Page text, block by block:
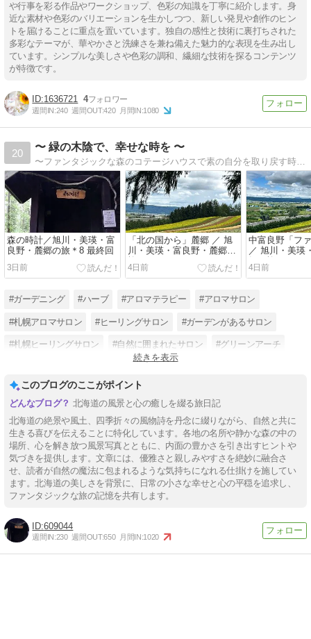
や行事を彩る作品やワークショップ、色彩の知識を丁寧に紹介します。身
近な素材や色彩のバリエーションを生かしつつ、新しい発見や創作のヒン
トを届けることに重点を置いています。独自の感性と技術に裏打ちされた
多彩なテーマが、華やかさと洗練さを兼ね備えた魅力的な表現を生み出し
ています。シンプルな美しさや色彩の調和、繊細な技術を探るコンテンツ
が特徴です。
1636721 4
週間IN:240 週間OUT:420 月間IN:1080
20
〜 緑の木陰で、幸せな時を 〜
〜ファンタジックな森のコテージハウスで素の自分を取り戻す時間を〜東京から札幌へ移り住み、50代で夢を叶えたアロマセラピストが綴るセンス・オブ・ワンダー。
森の時計／旭川・美瑛・富
良野・麓郷の旅＊8 最終回
3日前
「北の国から」麓郷 ／ 旭
川・美瑛・富良野・麓郷の
旅＊7
4日前
中富良野「フ
／ 旭川・美瑛
郷の旅＊6
4日前
#ガーデニング #ハーブ #アロマテラピー #アロマサロン
#札幌アロマサロン #ヒーリングサロン #ガーデンがあるサロン
#札幌ヒーリングサロン #自然に囲まれたサロン #グリーンアーチ
続きを表示
このブログのここがポイント
北海道の風景と心の癒しを綴る旅日記
北海道の絶景や風土、四季折々の風物詩を丹念に綴りながら、自然と共に
生きる喜びを伝えることに特化しています。各地の名所や静かな森の中の
場所、心を解き放つ風景写真とともに、内面の豊かさを引き出すヒントや
気づきを提供します。文章には、優雅さと親しみやすさを絶妙に融合さ
せ、読者が自然の魔法に包まれるような気持ちになれる仕掛けを施してい
ます。北海道の美しさを背景に、日常の小さな幸せと心の平穏を追求し、
ファンタジックな旅の記憶を共有します。
609044
週間IN:230 週間OUT:650 月間IN:1020